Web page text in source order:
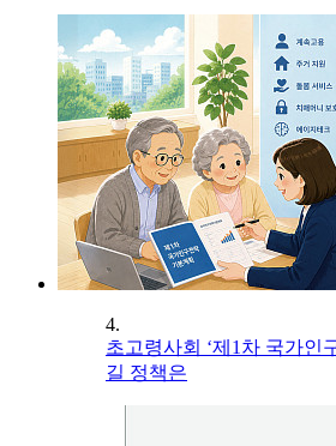
4.
초고령사회 ‘제1차 국가인
길 정책은